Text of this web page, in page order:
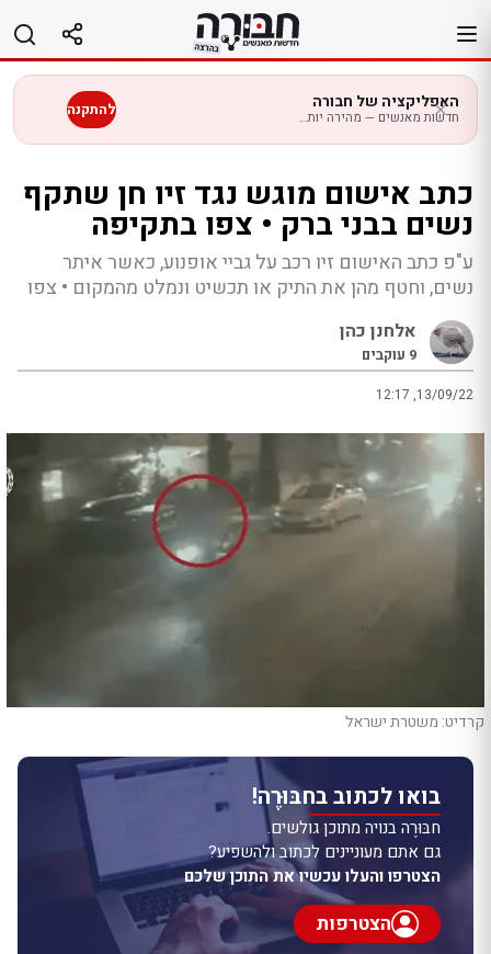
לתוכן
האפליקציה של חבורה
חדשות מאנשים — מהירה יותר בנייד להתקנה
כתב אישום מוגש נגד זיו חן שתקף
נשים בבני ברק • צפו בתקיפה
ע"פ כתב האישום זיו רכב על גביי אופנוע, כאשר איתר
נשים, וחטף מהן את התיק או תכשיט ונמלט מהמקום • צפו
אלחנן כהן
9 עוקבים
12:17 ,13/09/22
קרדיט: משטרת ישראל
בואו לכתוב בחבּוּרֶה!
חבּוּרֶה בנויה מתוכן גולשים.
גם אתם מעוניינים לכתוב ולהשפיע?
הצטרפו והעלו עכשיו את התוכן שלכם
הצטרפות